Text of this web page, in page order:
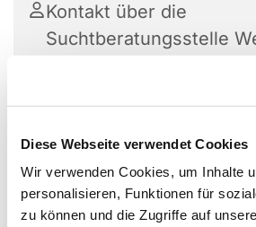
Diese Webseite verwendet Cookies
Wir verwenden Cookies, um Inhalte
personalisieren, Funktionen für
zu können und die Zugriffe auf
Kontakt über die
Suchtberatungsstelle
Diakonie Ruhr-Hellweg